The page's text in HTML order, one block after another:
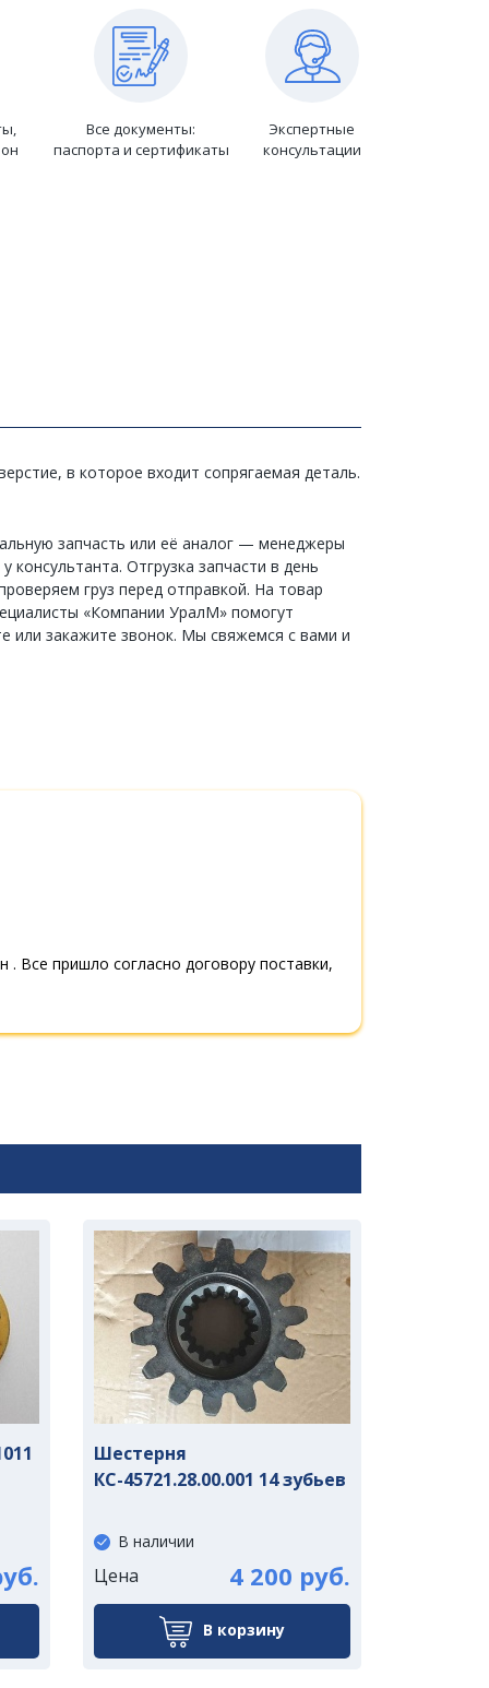
Все документы:
паспорта и сертификаты
Экспертные
консультации
в которое входит сопрягаемая деталь.
запчасть или её аналог — менеджеры
Отгрузка запчасти в день
груз перед отправкой. На товар
«Компании УралМ» помогут
или закажите звонок. Мы свяжемся с вами и
Все пришло согласно договору поставки,
Шестерня
КС-45721.28.00.001 14 зубьев
В наличии
Цена 4 200 руб.
В корзину